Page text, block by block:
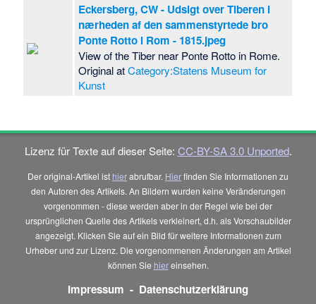
Eckersberg, CW - Udsigt over Tiberen i
nærheden af den sammenstyrtede bro
Ponte Rotto i Rom - 1815.jpeg
View of the Tiber near Ponte Rotto in Rome.
Original atCategory:Statens Museum for
Kunst
Lizenz für Texte auf dieser Seite: CC-BY-SA 3.0 Unported.
Der original-Artikel ist hierabrufbar. Hierfinden Sie Informationen zu
den Autoren des Artikels. An Bildern wurden keine Veränderungen
vorgenommen - diese werden aber in der Regel wie bei der
ursprünglichen Quelle des Artikels verkleinert, d.h. als Vorschaubilder
angezeigt. Klicken Sie auf ein Bild für weitere Informationen zum
Urheber und zur Lizenz. Die vorgenommenen Änderungen am Artikel
können Sie hiereinsehen.
Impressum - Datenschutzerklärung